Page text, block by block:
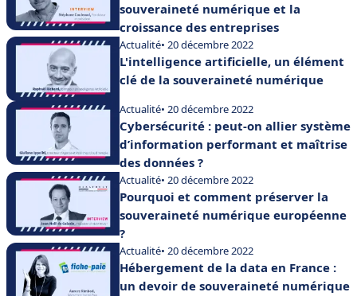
souveraineté numérique et la
croissance des entreprises
Actualité• 20 décembre 2022
L'intelligence artificielle, un élément
clé de la souveraineté numérique
Actualité• 20 décembre 2022
Cybersécurité : peut-on allier système
d’information performant et maîtrise
des données ?
Actualité• 20 décembre 2022
Pourquoi et comment préserver la
souveraineté numérique européenne
?
Actualité• 20 décembre 2022
Hébergement de la data en France :
un devoir de souveraineté numérique